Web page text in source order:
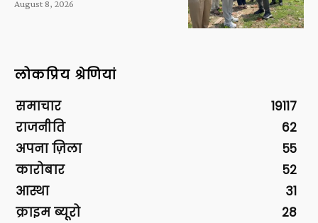
August 8, 2026
लोकप्रिय श्रेणियां
समाचार
19117
राजनीति
62
अपना ज़िला
55
कारोबार
52
आस्था
31
क्राइम ब्यूरो
28